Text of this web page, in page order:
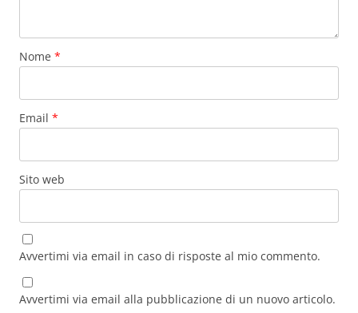
Nome *
Email *
Sito web
Avvertimi via email in caso di risposte al mio commento.
Avvertimi via email alla pubblicazione di un nuovo articolo.